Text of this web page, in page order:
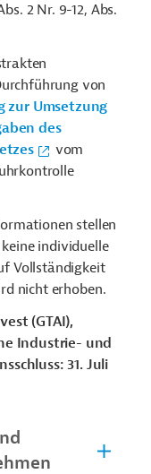
2 Nr. 9-12, Abs.
von
zur Umsetzung
des
vom
stellen
individuelle
Vollständigkeit
nicht erhoben.
(GTAI),
Industrie- und
31. Juli